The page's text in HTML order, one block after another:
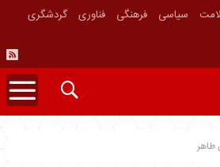
سیاسی فرهنگی فناوری
گردشگری